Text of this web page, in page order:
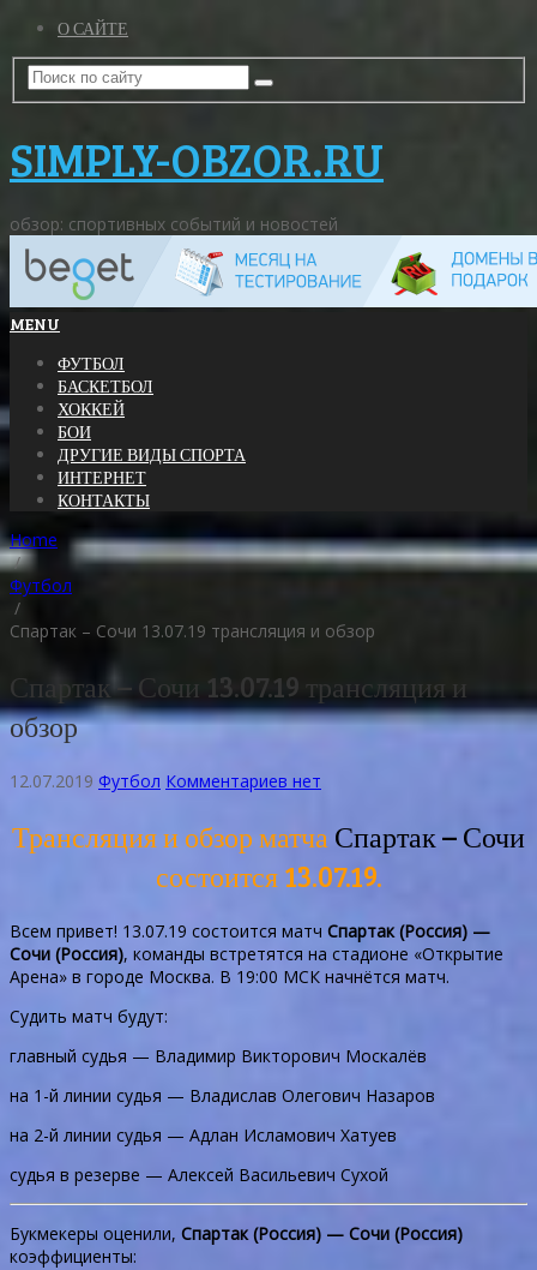
О САЙТЕ
SIMPLY-OBZOR.RU
обзор: спортивных событий и новостей
MENU
ФУТБОЛ
БАСКЕТБОЛ
ХОККЕЙ
БОИ
ДРУГИЕ ВИДЫ СПОРТА
ИНТЕРНЕТ
КОНТАКТЫ
Home
/
Футбол
/
Спартак – Сочи 13.07.19 трансляция и обзор
Спартак – Сочи 13.07.19 трансляция и
обзор
12.07.2019 Футбол Комментариев нет
Трансляция и обзор матчаСпартак – Сочи
состоится 13.07.19.
Всем привет! 13.07.19 состоится матч Спартак (Россия) —
Сочи (Россия), команды встретятся на стадионе «Открытие
Арена» в городе Москва. В 19:00 МСК начнётся матч.
Судить матч будут:
главный судья — Владимир Викторович Москалёв
на 1-й линии судья — Владислав Олегович Назаров
на 2-й линии судья — Адлан Исламович Хатуев
судья в резерве — Алексей Васильевич Сухой
Букмекеры оценили, Спартак (Россия) — Сочи (Россия)
коэффициенты: